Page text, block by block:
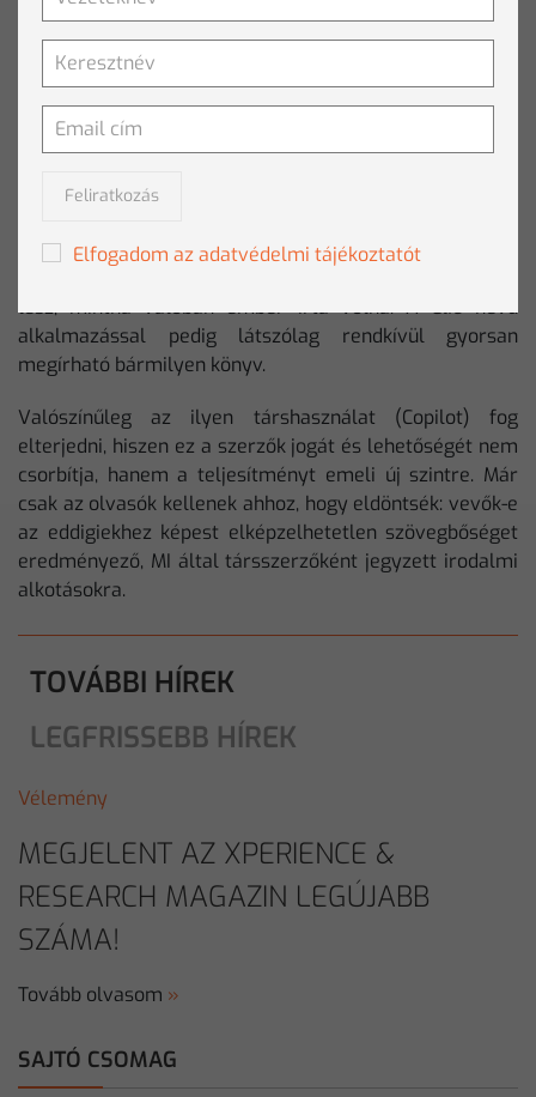
SAJTÓ CSOMAG
dobják fel, túl általános lesz a szöveg, az írói hang
egyformává válik.
FELKÉSZÜL: AZ ÚJABB GENERÁCIÓ
Az idén debütált
„megetessük”. Így lehetővé válik, hogy egy adott író a
lesz, mintha valóban ember írta volna. AClionevű
alkalmazással pedig látszólag rendkívül gyorsan
megírható bármilyen könyv.
Valószínűleg az ilyen társhasználat (Copilot) fog
elterjedni, hiszen ez a szerzők jogát és lehetőségét nem
csorbítja, hanem a teljesítményt emeli új szintre. Már
csak az olvasók kellenek ahhoz, hogy eldöntsék: vevők-e
az eddigiekhez képest elképzelhetetlen szövegbőséget
eredményező, MI által társszerzőként jegyzett irodalmi
alkotásokra.
TOVÁBBI HÍREK
LEGFRISSEBB HÍREK
Vélemény
MEGJELENT AZ XPERIENCE &
RESEARCH MAGAZIN LEGÚJABB
SZÁMA!
Tovább olvasom »
Feliratkozás
Elfogadom az adatvédelmi tájékoztatót